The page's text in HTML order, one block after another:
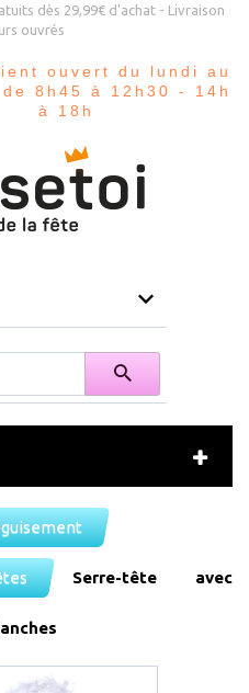
ouvert du lundi au
8h45 à 12h30 - 14h
à 18h
Serre-tête avec